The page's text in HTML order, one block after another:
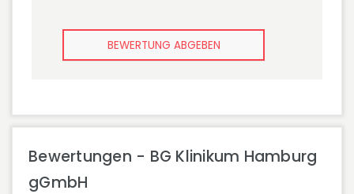
BEWERTUNG ABGEBEN
Bewertungen - BG Klinikum Hamburg
gGmbH